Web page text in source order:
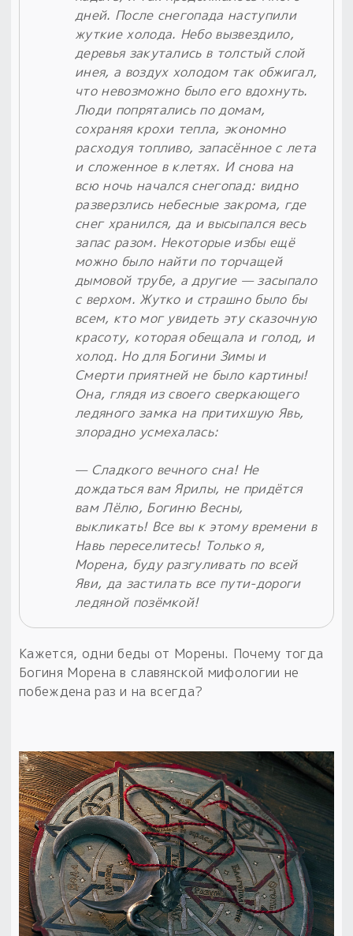
дней. После снегопада наступили
жуткие холода. Небо вызвездило,
деревья закутались в толстый слой
инея, а воздух холодом так обжигал,
что невозможно было его вдохнуть.
Люди попрятались по домам,
сохраняя крохи тепла, экономно
расходуя топливо, запасённое с лета
и сложенное в клетях. И снова на
всю ночь начался снегопад: видно
разверзлись небесные закрома, где
снег хранился, да и высыпался весь
запас разом. Некоторые избы ещё
можно было найти по торчащей
дымовой трубе, а другие — засыпало
с верхом. Жутко и страшно было бы
всем, кто мог увидеть эту сказочную
красоту, которая обещала и голод, и
холод. Но для Богини Зимы и
Смерти приятней не было картины!
Она, глядя из своего сверкающего
ледяного замка на притихшую Явь,
злорадно усмехалась:
— Сладкого вечного сна! Не
дождаться вам Ярилы, не придётся
вам Лёлю, Богиню Весны,
выкликать! Все вы к этому времени в
Навь переселитесь! Только я,
Морена, буду разгуливать по всей
Яви, да застилать все пути-дороги
ледяной позёмкой!
Кажется, одни беды от Морены. Почему тогда
Богиня Морена в славянской мифологии не
побеждена раз и на всегда?